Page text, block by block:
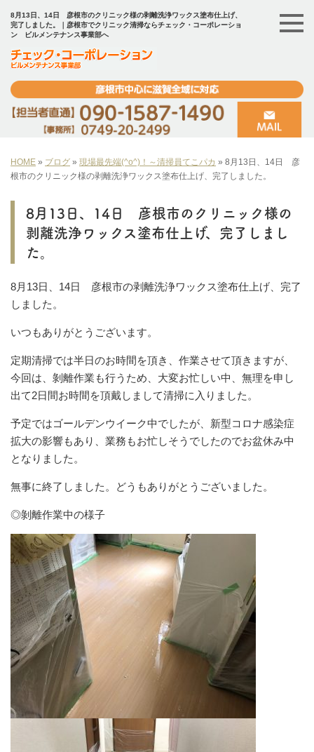
8月13日、14日 彦根市のクリニック様の剥離洗浄ワックス塗布仕上げ、
完了しました。｜彦根市でクリニック清掃ならチェック・コーポレーショ
ン ビルメンテナンス事業部へ
HOME » ブログ » 現場最先端(^o^)！～清掃員てこパカ » 8月13日、14日 彦
根市のクリニック様の剥離洗浄ワックス塗布仕上げ、完了しました。
8月13日、14日 彦根市のクリニック様の
剥離洗浄ワックス塗布仕上げ、完了しまし
た。
8月13日、14日 彦根市の剥離洗浄ワックス塗布仕上げ、完了
しました。
いつもありがとうございます。
定期清掃では半日のお時間を頂き、作業させて頂きますが、
今回は、剝離作業も行うため、大変お忙しい中、無理を申し
出て2日間お時間を頂戴しまして清掃に入りました。
予定ではゴールデンウイーク中でしたが、新型コロナ感染症
拡大の影響もあり、業務もお忙しそうでしたのでお盆休み中
となりました。
無事に終了しました。どうもありがとうございました。
◎剝離作業中の様子